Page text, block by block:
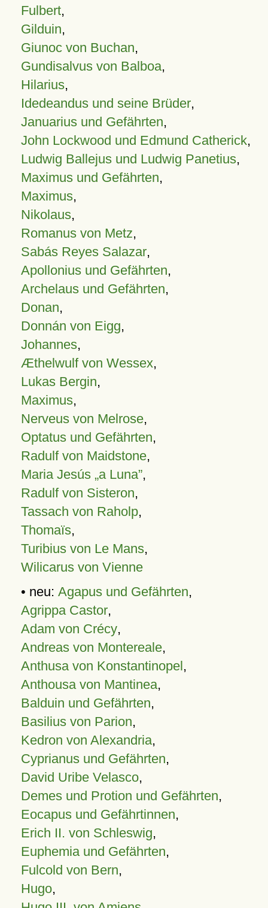
Fulbert,
Gilduin,
Giunoc von Buchan,
Gundisalvus von Balboa,
Hilarius,
Idedeandus und seine Brüder,
Januarius und Gefährten,
John Lockwood und Edmund Catherick,
Ludwig Ballejus und Ludwig Panetius,
Maximus und Gefährten,
Maximus,
Nikolaus,
Romanus von Metz,
Sabás Reyes Salazar,
Apollonius und Gefährten,
Archelaus und Gefährten,
Donan,
Donnán von Eigg,
Johannes,
Æthelwulf von Wessex,
Lukas Bergin,
Maximus,
Nerveus von Melrose,
Optatus und Gefährten,
Radulf von Maidstone,
Maria Jesús „a Luna”,
Radulf von Sisteron,
Tassach von Raholp,
Thomaïs,
Turibius von Le Mans,
Wilicarus von Vienne
• neu: Agapus und Gefährten,
Agrippa Castor,
Adam von Crécy,
Andreas von Montereale,
Anthusa von Konstantinopel,
Anthousa von Mantinea,
Balduin und Gefährten,
Basilius von Parion,
Kedron von Alexandria,
Cyprianus und Gefährten,
David Uribe Velasco,
Demes und Protion und Gefährten,
Eocapus und Gefährtinnen,
Erich II. von Schleswig,
Euphemia und Gefährten,
Fulcold von Bern,
Hugo,